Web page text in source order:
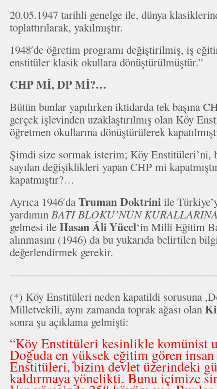
20.05.1947 tarihli genelge ile, dünya
toplattırılarak, yakılmıştır.
1948′de öğretim programı değiştirilmiş, iş
enstitüler klasik okullara
CHP Mİ, DP Mİ?…
Bütün bunlar yapılırken iktidarda tek başına
gerçek işlevinden uzaklaştırılmış olan Köy
öğretmen okullarına dönüştürülerek
Şimdi size sormak isterim; Köy Enstitüleri’ni,
sayılan değişiklikleri yapan CHP mi
kapatmıştır?…
Ayrıca 1946′da Truman Doktrini ile
yardımın BATI BLOKU’NUN
gelmesi ile Hasan Áli Yücel‘in Milli Eğitim
alınmasını (1946) da bu yukarıda belirtilen
değerlendirmek gerekir.
(*) Köy Enstitüleri neden kapatildi sorusuna
Milletvekili, aynı zamanda toprak ağası olan
sonra şu açıklama gelmişti:
“Köy Enstitüleri kesinlikle komünist
Doğuda en yüksek eğitim gören
Enstitüleri, bizim devlet üzerindeki
kaldırmaya yönelikti. Bunu içimize